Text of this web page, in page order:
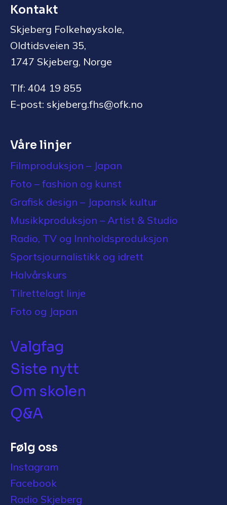
Kontakt
Skjeberg Folkehøyskole,
Oldtidsveien 35,
1747 Skjeberg, Norge
Tlf: 404 19 855
E-post: skjeberg.fhs@ofk.no
Våre linjer
Filmproduksjon – Japan
Foto – fashion og kunst
Grafisk design – Japansk kultur
Musikkproduksjon – Artist & Studio
Radio, TV og Innholdsproduksjon
Sportsjournalistikk og idrett
Halvårskurs
Tilrettelagt linje
Foto og Japan
Valgfag
Siste nytt
Om skolen
Q&A
Følg oss
Instagram
Facebook
Radio Skjeberg